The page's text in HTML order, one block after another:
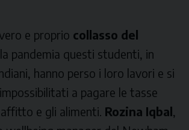
e proprio collasso del
pandemia questi studenti, in
hanno perso i loro lavori e si
a pagare le tasse
e gli alimenti. Rozina Iqbal,